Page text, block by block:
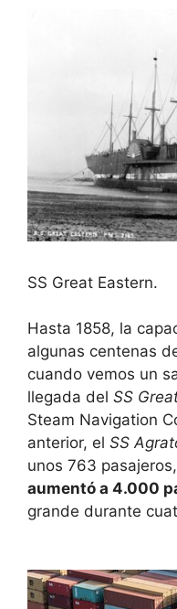
SS Great Eastern.
Hasta 1858, la
algunas centenas
cuando vemos un
llegada del SS
Steam Navigation
anterior, el SS
unos 763 pasajeros,
aumentó a 4.000
grande durante